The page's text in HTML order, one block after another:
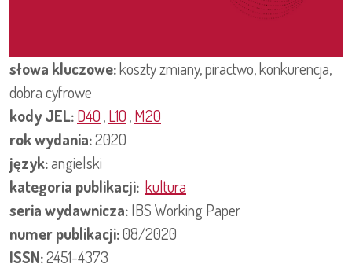
słowa kluczowe:koszty zmiany, piractwo, konkurencja,
dobra cyfrowe
kody JEL:D40,L10,M20
rok wydania:2020
język:angielski
kategoria publikacji: kultura
seria wydawnicza:IBS Working Paper
numer publikacji:08/2020
ISSN:2451-4373